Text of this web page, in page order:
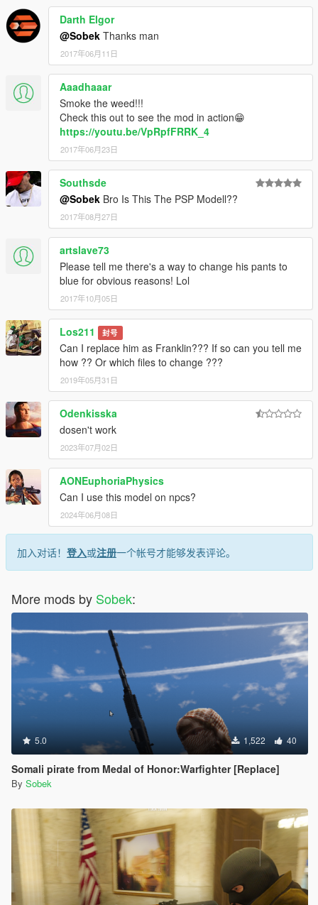
Darth Elgor
@Sobek Thanks man
2017年06月11日
Aaadhaaar
Smoke the weed!!!
Check this out to see the mod in action😁
https://youtu.be/VpRpfFRRK_4
2017年06月23日
Southsde
@Sobek Bro Is This The PSP Modell??
2017年08月27日
artslave73
Please tell me there's a way to change his pants to
blue for obvious reasons! Lol
2017年10月05日
Los211 封号
Can I replace him as Franklin??? If so can you tell me
how ?? Or which files to change ???
2019年05月31日
Odenkisska
dosen't work
2023年07月02日
AONEuphoriaPhysics
Can I use this model on npcs?
2024年06月08日
加入对话！ 登入或注册一个帐号才能够发表评论。
More mods by Sobek:
5.0 1,522 40
Somali pirate from Medal of Honor:Warfighter [Replace]
By Sobek